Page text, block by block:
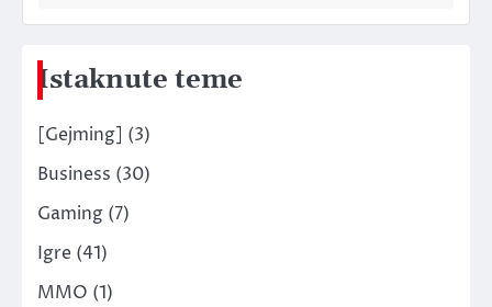
Istaknute teme
[Gejming] (3)
Business (30)
Gaming (7)
Igre (41)
MMO (1)